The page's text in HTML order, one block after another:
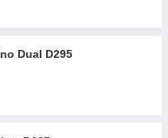
Dual D295